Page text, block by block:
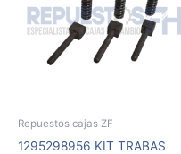
Repuestos cajas ZF
1295298956 KIT TRABAS